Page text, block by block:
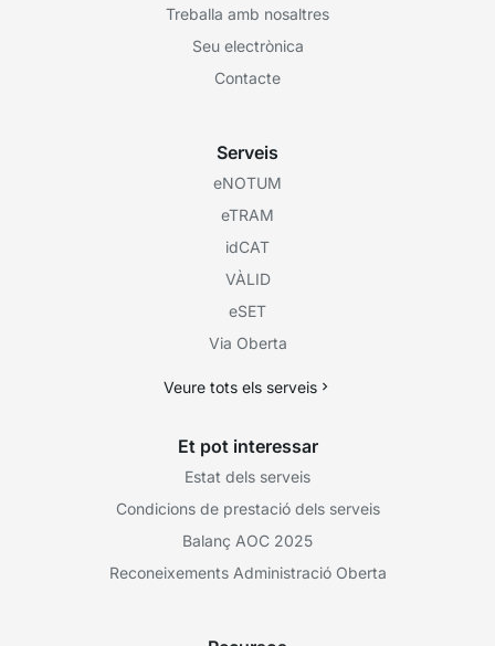
Treballa amb nosaltres
Seu electrònica
Contacte
Serveis
eNOTUM
eTRAM
idCAT
VÀLID
eSET
Via Oberta
Veure tots els serveis
Et pot interessar
Estat dels serveis
Condicions de prestació dels serveis
Balanç AOC 2025
Reconeixements Administració Oberta